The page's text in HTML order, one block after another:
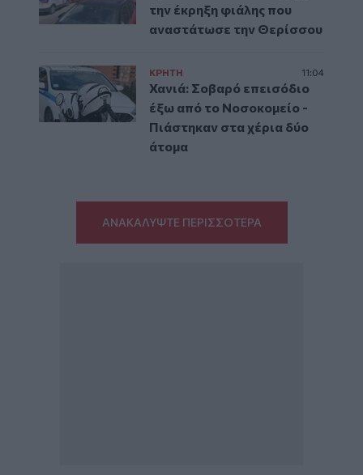
την έκρηξη φιάλης που
αναστάτωσε την Θερίσσου
ΚΡΗΤΗ 11:04
Χανιά: Σοβαρό επεισόδιο
έξω από το Νοσοκομείο -
Πιάστηκαν στα χέρια δύο
άτομα
ΑΝΑΚΑΛΥΨΤΕ ΠΕΡΙΣΣΟΤΕΡΑ